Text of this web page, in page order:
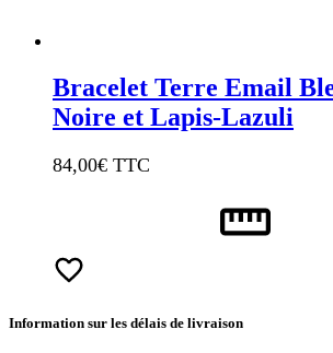
Bracelet Terre Email
Noire et Lapis-Lazuli
84,00€ TTC
Information sur les délais de livraison